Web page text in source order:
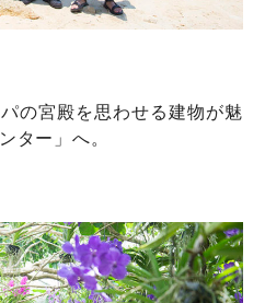
の宮殿を思わせる建物が魅
ター」へ。